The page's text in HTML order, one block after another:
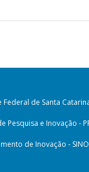
de Santa
Pesquisa e Inovação -
de Inovação -